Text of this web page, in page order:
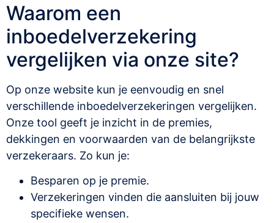
Waarom een
inboedelverzekering
vergelijken via onze site?
Op onze website kun je eenvoudig en snel
verschillende inboedelverzekeringen vergelijken.
Onze tool geeft je inzicht in de premies,
dekkingen en voorwaarden van de belangrijkste
verzekeraars. Zo kun je:
Besparen op je premie.
Verzekeringen vinden die aansluiten bij jouw
specifieke wensen.